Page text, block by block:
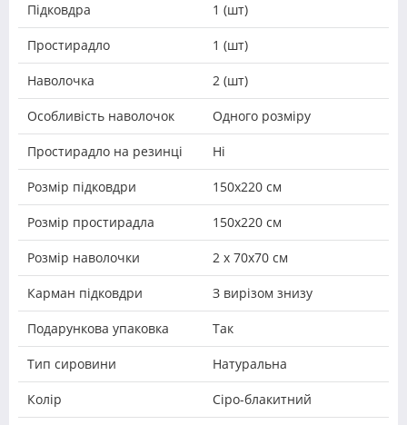
Підковдра 1 (шт)
Простирадло 1 (шт)
Наволочка 2 (шт)
Особливість наволочок Одного розміру
Простирадло на резинці Ні
Розмір підковдри 150х220 см
Розмір простирадла 150х220 см
Розмір наволочки 2 х 70х70 см
Карман підковдри З вирізом знизу
Подарункова упаковка Так
Тип сировини Натуральна
Колір Сіро-блакитний